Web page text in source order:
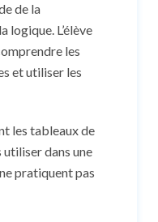
de la
logique. L’élève
les
et utiliser les
les tableaux de
utiliser dans une
pratiquent pas